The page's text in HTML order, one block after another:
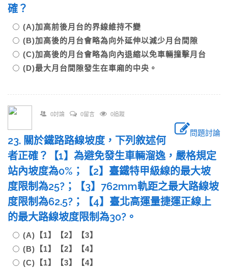
確？
(A)加高前後月台的界線維持不變
(B)加高後的月台會略為向外延伸以減少月台間隙
(C)加高後的月台會略為向內退縮以免車輛撞擊月台
(D)最大月台間隙發生在車廂的中央。
0討論 0留言 0追蹤
問題討論
23. 關於鐵路路線坡度，下列敘述何
者正確？【1】為避免發生車輛溜逸，嚴格規定
站內坡度為0%；【2】臺鐵特甲級線的最大坡
度限制為25?；【3】762mm軌距之最大路線坡
度限制為62.5?；【4】臺北高運量捷運正線上
的最大路線坡度限制為30?。
(A)【1】【2】【3】
(B)【1】【2】【4】
(C)【1】【3】【4】